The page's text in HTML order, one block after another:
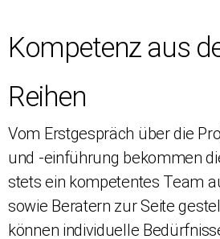
Kompetenz aus
Reihen
Vom Erstgespräch über die
und -einführung bekommen
stets ein kompetentes Team
sowie Beratern zur Seite
können individuelle